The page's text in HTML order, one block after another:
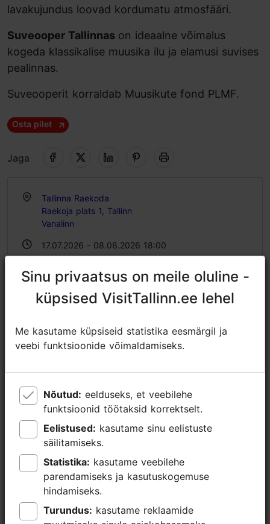
lavakujundus loovad kordumatu atmosfääri.
Suveooper Tallinnas on ideaalne võimalus
kogeda klassikalise muusika ilu ja elamusi suvises
pealinnas.
Suveooperit korraldab Muusikute fond PLMF.
Osta pilet
Jaga
Tallinna Raekoda
Raekoja plats 1, Tallinn
Vanalinn
17.07.2026 - 08.08.2026 18:00
https://plmf.ee/suveooper-2026/
https://www.facebook.com/muusikutefond/
+372 511 4077
Tähtsündmus
Broneeri
Sinu privaatsus on meile oluline -
küpsised VisitTallinn.ee lehel
Me kasutame küpsiseid statistika eesmärgil ja
veebi funktsioonide võimaldamiseks.
Nõutud:
funktsioonid töötaksid korrektselt.
Eelistused:
säilitamiseks.
Statistika:
parendamiseks ja kasutuskogemuse
hindamiseks.
Turundus:
Sinu privaatsus on meile oluline -
küpsised VisitTallinn.ee lehel
Me kasutame küpsiseid statistika eesmärgil ja
veebi funktsioonide võimaldamiseks.
Nõutud:
funktsioonid töötaksid korrektselt.
Eelistused:
säilitamiseks.
Statistika:
parendamiseks ja kasutuskogemuse
hindamiseks.
Turundus: